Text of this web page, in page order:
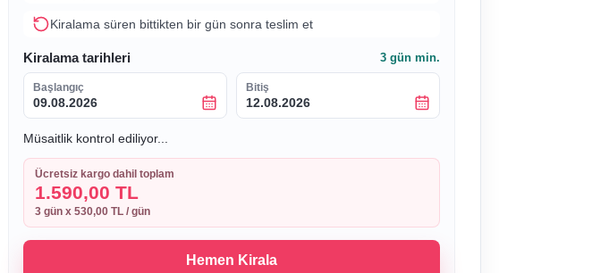
Kiralama süren bittikten bir gün sonra teslim et
Kiralama tarihleri 3 gün min.
Başlangıç
09.08.2026
Bitiş
12.08.2026
Müsaitlik kontrol ediliyor...
Ücretsiz kargo dahil toplam
1.590,00 TL
3 gün x 530,00 TL / gün
Hemen Kirala